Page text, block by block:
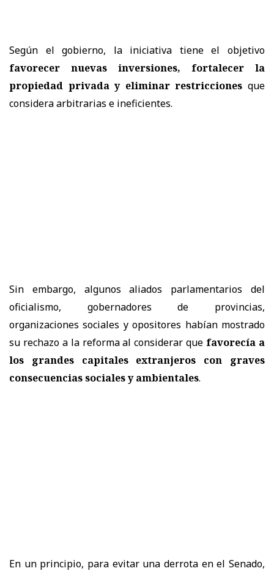
Según el gobierno, la iniciativa tiene el objetivo
favorecer nuevas inversiones, fortalecer la
propiedad privada y eliminar restricciones que
considera arbitrarias e ineficientes.
Sin embargo, algunos aliados parlamentarios del
oficialismo, gobernadores de provincias,
organizaciones sociales y opositores habían mostrado
su rechazo a la reforma al considerar que favorecía a
los grandes capitales extranjeros con graves
consecuencias sociales y ambientales.
En un principio, para evitar una derrota en el Senado,